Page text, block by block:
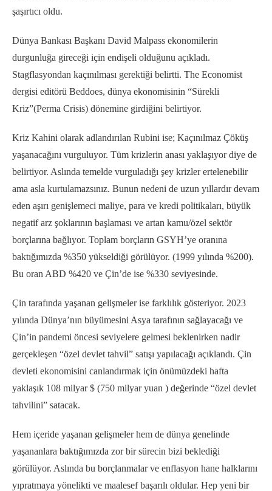
şaşırtıcı oldu.
Dünya Bankası Başkanı David Malpass ekonomilerin
durgunluğa gireceği için endişeli olduğunu açıkladı.
Stagflasyondan kaçınılması gerektiği belirtti. The Economist
dergisi editörü Beddoes, dünya ekonomisinin “Sürekli
Kriz”(Perma Crisis) dönemine girdiğini belirtiyor.
Kriz Kahini olarak adlandırılan Rubini ise; Kaçınılmaz Çöküş
yaşanacağını vurguluyor. Tüm krizlerin anası yaklaşıyor diye de
belirtiyor. Aslında temelde vurguladığı şey krizler ertelenebilir
ama asla kurtulamazsınız. Bunun nedeni de uzun yıllardır devam
eden aşırı genişlemeci maliye, para ve kredi politikaları, büyük
negatif arz şoklarının başlaması ve artan kamu/özel sektör
borçlarına bağlıyor. Toplam borçların GSYH’ye oranına
baktığımızda %350 yükseldiği görülüyor. (1999 yılında %200).
Bu oran ABD %420 ve Çin’de ise %330 seviyesinde.
Çin tarafında yaşanan gelişmeler ise farklılık gösteriyor. 2023
yılında Dünya’nın büyümesini Asya tarafının sağlayacağı ve
Çin’in pandemi öncesi seviyelere gelmesi beklenirken nadir
gerçekleşen “özel devlet tahvil” satışı yapılacağı açıklandı. Çin
devleti ekonomisini canlandırmak için önümüzdeki hafta
yaklaşık 108 milyar $ (750 milyar yuan ) değerinde “özel devlet
tahvilini” satacak.
Hem içeride yaşanan gelişmeler hem de dünya genelinde
yaşananlara baktığımızda zor bir sürecin bizi beklediği
görülüyor. Aslında bu borçlanmalar ve enflasyon hane halklarını
yıpratmaya yönelikti ve maalesef başarılı oldular. Hep yeni bir